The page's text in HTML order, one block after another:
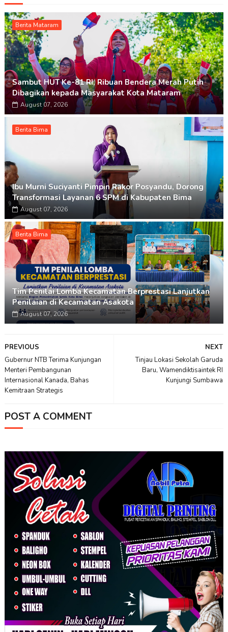
Berita Mataram
Sambut HUT Ke-81 RI, Ribuan Bendera Merah Putih
Dibagikan kepada Masyarakat Kota Mataram
August 07, 2026
Berita Bima
Ibu Murni Suciyanti Pimpin Rakor Posyandu, Dorong
Transformasi Layanan 6 SPM di Kabupaten Bima
August 07, 2026
Berita Bima
Tim Penilai Lomba Kecamatan Berprestasi Lanjutkan
Penilaian di Kecamatan Asakota
August 07, 2026
NEXT
Tinjau Lokasi Sekolah Garuda
Baru, Wamendiktisaintek RI
Kunjungi Sumbawa
PREVIOUS
Gubernur NTB Terima Kunjungan
Menteri Pembangunan
Internasional Kanada, Bahas
Kemitraan Strategis
POST A COMMENT